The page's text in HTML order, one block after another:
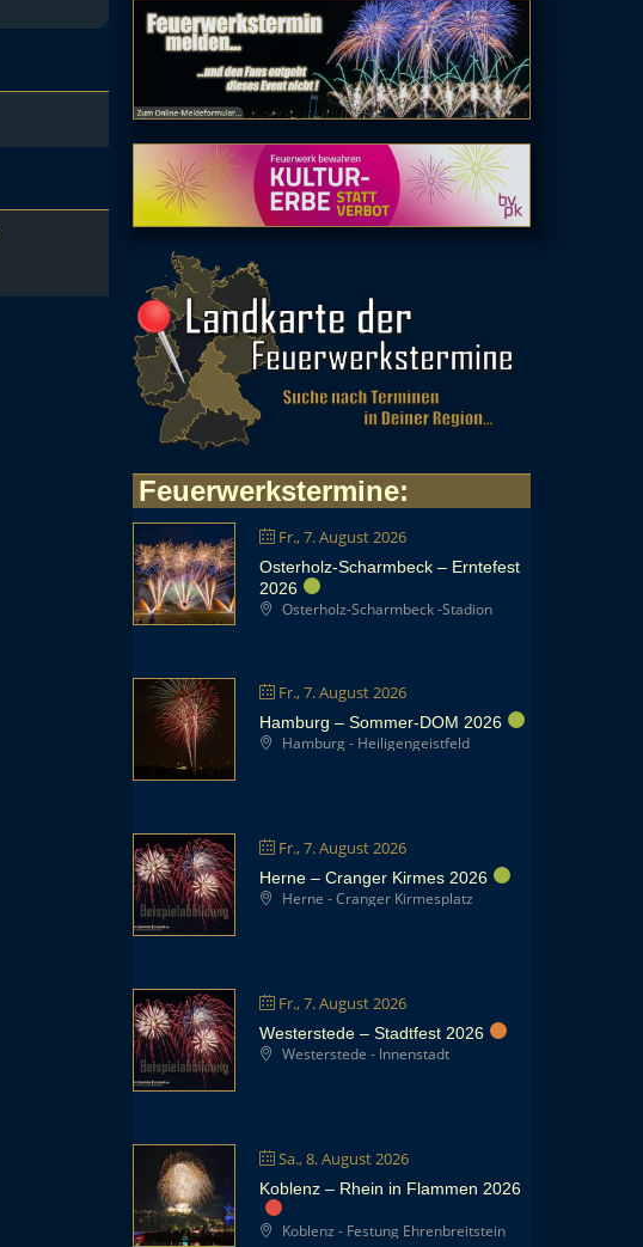
Feuerwerkstermine:
Fr., 7. August 2026
Osterholz-Scharmbeck – Erntefest
2026
Osterholz-Scharmbeck -Stadion
Fr., 7. August 2026
Hamburg – Sommer-DOM 2026
Hamburg - Heiligengeistfeld
Fr., 7. August 2026
Herne – Cranger Kirmes 2026
Herne - Cranger Kirmesplatz
Fr., 7. August 2026
Westerstede – Stadtfest 2026
Westerstede - Innenstadt
Sa., 8. August 2026
Koblenz – Rhein in Flammen 2026
Koblenz - Festung Ehrenbreitstein